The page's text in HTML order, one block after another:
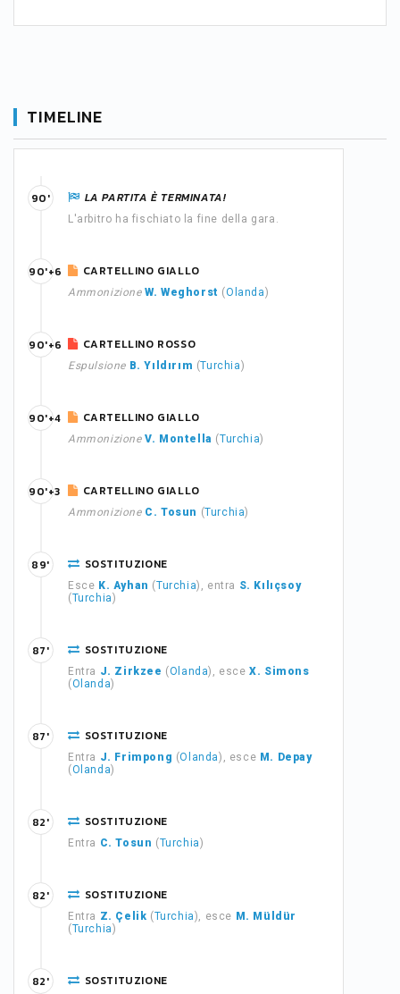
TIMELINE
LA PARTITA È TERMINATA!
L'arbitro ha fischiato la fine della gara.
90'
CARTELLINO GIALLO
Ammonizione W. Weghorst (Olanda)
90'+6
CARTELLINO ROSSO
Espulsione B. Yıldırım (Turchia)
90'+6
CARTELLINO GIALLO
Ammonizione V. Montella (Turchia)
90'+4
CARTELLINO GIALLO
Ammonizione C. Tosun (Turchia)
90'+3
SOSTITUZIONE
Esce K. Ayhan (Turchia), entra S. Kılıçsoy
(Turchia)
89'
SOSTITUZIONE
Entra J. Zirkzee (Olanda), esceX. Simons
(Olanda)
87'
SOSTITUZIONE
Entra J. Frimpong (Olanda), esce M. Depay
(Olanda)
87'
SOSTITUZIONE
Entra C. Tosun (Turchia)
82'
SOSTITUZIONE
Entra Z. Çelik (Turchia), esce M. Müldür
(Turchia)
82'
SOSTITUZIONE
82'